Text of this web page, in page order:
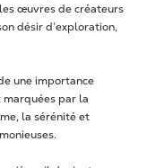
œuvres de créateurs
désir d’exploration,
une importance
par la
la sérénité et